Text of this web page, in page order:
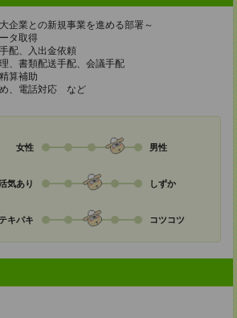
企業との新規事業を進める部署～
タ取得
配、入出金依頼
、書類配送手配、会議手配
算補助
め、電話対応 など
女性 男性
気あり しずか
キパキ コツコツ